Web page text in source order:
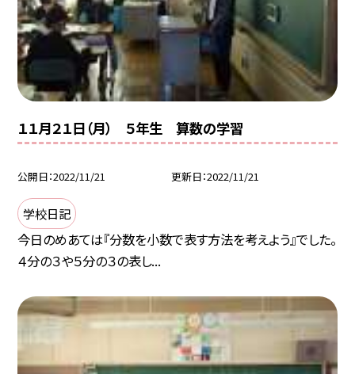
１１月２１日（月） ５年生 算数の学習
公開日 2022/11/21 更新日 2022/11/21
学校日記
今日のめあては『分数を小数で表す方法を考えよう』でした。
４分の３や５分の３の表し...